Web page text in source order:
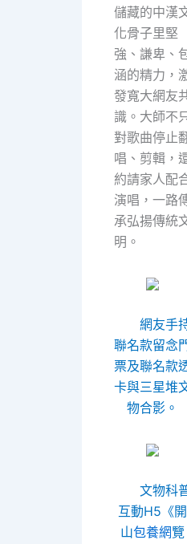
儲藏的中漢
化骨子里堅
強、謙卑、
涵的精力，
發寬大網友
識。大師不
對歌曲停止
唱、剪輯，
約請家人配
演唱，一路
承弘揚傳統
明。
網友手
聯名款留念
票及聯名款
卡與三星堆
物合影。
文物科
互動H5《開
山包養網覽